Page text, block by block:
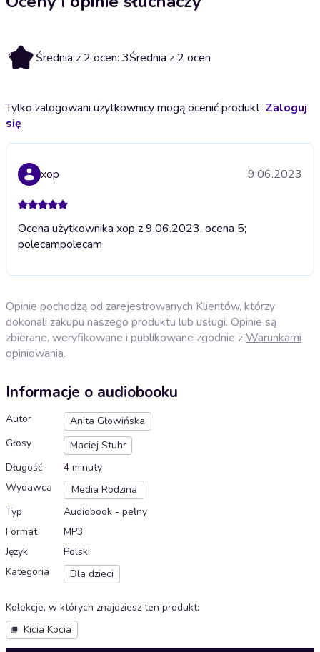
3 Średnia z 2 ocen: 3Średnia z 2 ocen
Tylko zalogowani użytkownicy mogą ocenić produkt. Zaloguj
się
xop 9.06.2023
Ocena użytkownika xop z 9.06.2023, ocena 5;
polecampolecam
Opinie pochodzą od zarejestrowanych Klientów, którzy
dokonali zakupu naszego produktu lub usługi. Opinie są
zbierane, weryfikowane i publikowane zgodnie zWarunkami
opiniowania.
Informacje o audiobooku
Autor
Anita Głowińska
Głosy
Maciej Stuhr
Długość
4 minuty
Wydawca
Media Rodzina
Typ
Audiobook - pełny
Format
MP3
Język
Polski
Kategoria
Dla dzieci
Kolekcje, w których znajdziesz ten produkt:
Kicia Kocia